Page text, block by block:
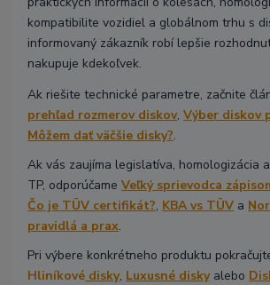
kompatibilite vozidiel a globálnom trhu s
informovaný zákazník robí lepšie
nakupuje kdekoľvek.
Ak riešite technické parametre, začnite
prehľad rozmerov diskov,Výber diskov
Môžem dať väčšie disky?.
Ak vás zaujíma legislatíva, homologizácia
TP, odporúčameVeľký sprievodca
Čo je TÜV certifikát?, KBA vs TÜV a
pravidlá a prax.
Pri výbere konkrétneho produktu
Hliníkové disky, Luxusné diskyalebo